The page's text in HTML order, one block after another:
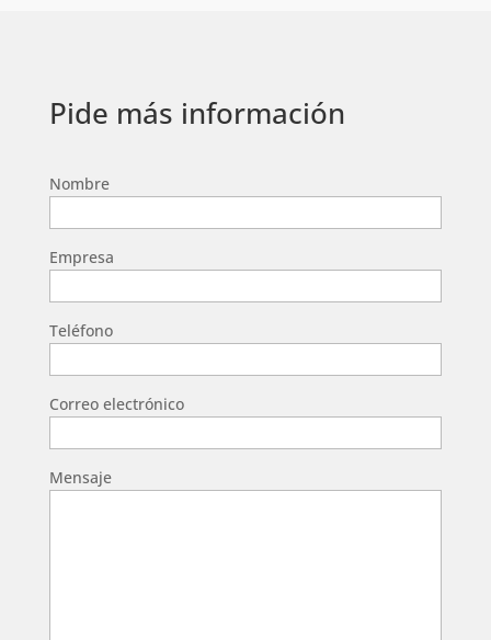
Pide más información
Nombre
Empresa
Teléfono
Correo electrónico
Mensaje